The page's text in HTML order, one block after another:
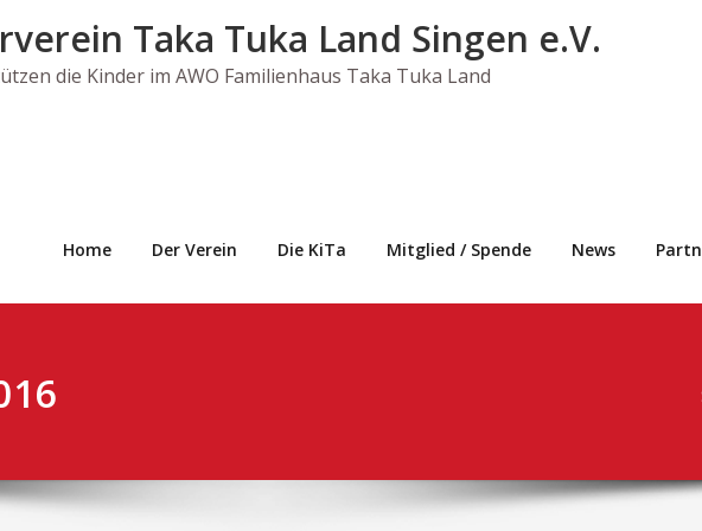
Taka Tuka Land Singen e.V.
die Kinder im AWO Familienhaus Taka Tuka Land
Home Der Verein Die KiTa Mitglied / Spende News